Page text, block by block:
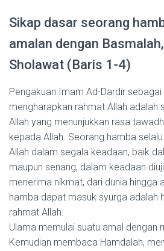
Sikap dasar seorang
amalan dengan
Sholawat (Baris 1-4)
Pengakuan Imam Ad-Dardir
mengharapkan rahmat Allah adalah
Allah yang menunjukkan rasa
kepada Allah. Seorang hamba
Allah dalam segala keadaan, baik
maupun senang, dalam keadaan
menerima nikmat, dari dunia hingga
hamba dapat masuk syurga adalah
rahmat Allah.
Ulama memulai suatu amal dengan
Kemudian membaca Hamdalah,